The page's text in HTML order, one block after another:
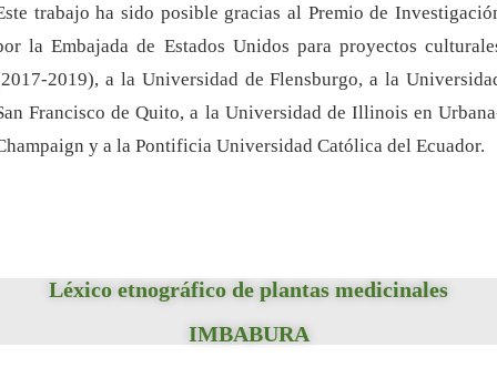
trabajo ha sido posible gracias al Premio de
la Embajada de Estados Unidos para proyectos
2019), a la Universidad de Flensburgo, a la
Francisco de Quito, a la Universidad de Illinois en
y a la Pontificia Universidad Católica del Ecuador.
Léxico etnográfico de plantas medicinales
IMBABURA